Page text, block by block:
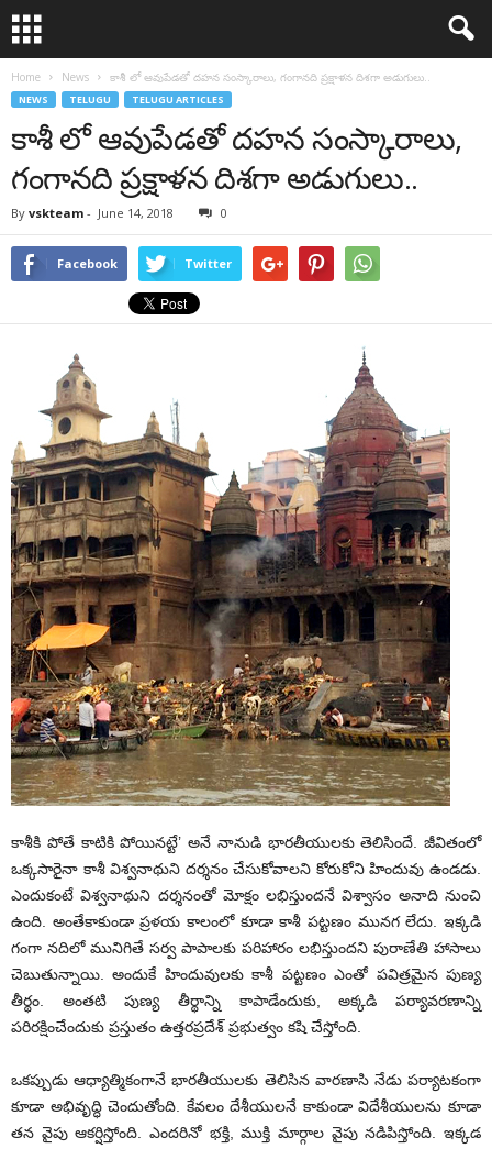
Home News కాశీ లో ఆవుపేడతో దహన సంస్కారాలు, గంగానది ప్రక్షాళన దిశగా అడుగులు..
NEWS TELUGU TELUGU ARTICLES
కాశీ లో ఆవుపేడతో దహన సంస్కారాలు,
గంగానది ప్రక్షాళన దిశగా అడుగులు..
By vskteam - June 14, 2018 0
Facebook Twitter
కాశీకి పోతే కాటికి పోయినట్టే’ అనే నానుడి భారతీయులకు తెలిసిందే. జీవితంలో
ఒక్కసారైనా కాశీ విశ్వనాథుని దర్శనం చేసుకోవాలని కోరుకోని హిందువు ఉండడు.
ఎందుకంటే విశ్వనాథుని దర్శనంతో మోక్షం లభిస్తుందనే విశ్వాసం అనాది నుంచి
ఉంది. అంతేకాకుండా ప్రళయ కాలంలో కూడా కాశీ పట్టణం మునగ లేదు. ఇక్కడి
గంగా నదిలో మునిగితే సర్వ పాపాలకు పరిహారం లభిస్తుందని పురాణేతి హాసాలు
చెబుతున్నాయి. అందుకే హిందువులకు కాశీ పట్టణం ఎంతో పవిత్రమైన పుణ్య
తీర్థం. అంతటి పుణ్య తీర్థాన్ని కాపాడేందుకు, అక్కడి పర్యావరణాన్ని
పరిరక్షించేందుకు ప్రస్తుతం ఉత్తరప్రదేశ్‌ ప్రభుత్వం కషి చేస్తోంది.
ఒకప్పుడు ఆధ్యాత్మికంగానే భారతీయులకు తెలిసిన వారణాసి నేడు పర్యాటకంగా
కూడా అభివృద్ధి చెందుతోంది. కేవలం దేశీయులనే కాకుండా విదేశీయులను కూడా
తన వైపు ఆకర్షిస్తోంది. ఎందరినో భక్తి, ముక్తి మార్గాల వైపు నడిపిస్తోంది. ఇక్కడ